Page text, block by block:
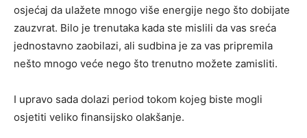
osjećaj da ulažete mnogo više energije nego što dobijate
zauzvrat. Bilo je trenutaka kada ste mislili da vas sreća
jednostavno zaobilazi, ali sudbina je za vas pripremila
nešto mnogo veće nego što trenutno možete zamisliti.
I upravo sada dolazi period tokom kojeg biste mogli
osjetiti veliko finansijsko olakšanje.